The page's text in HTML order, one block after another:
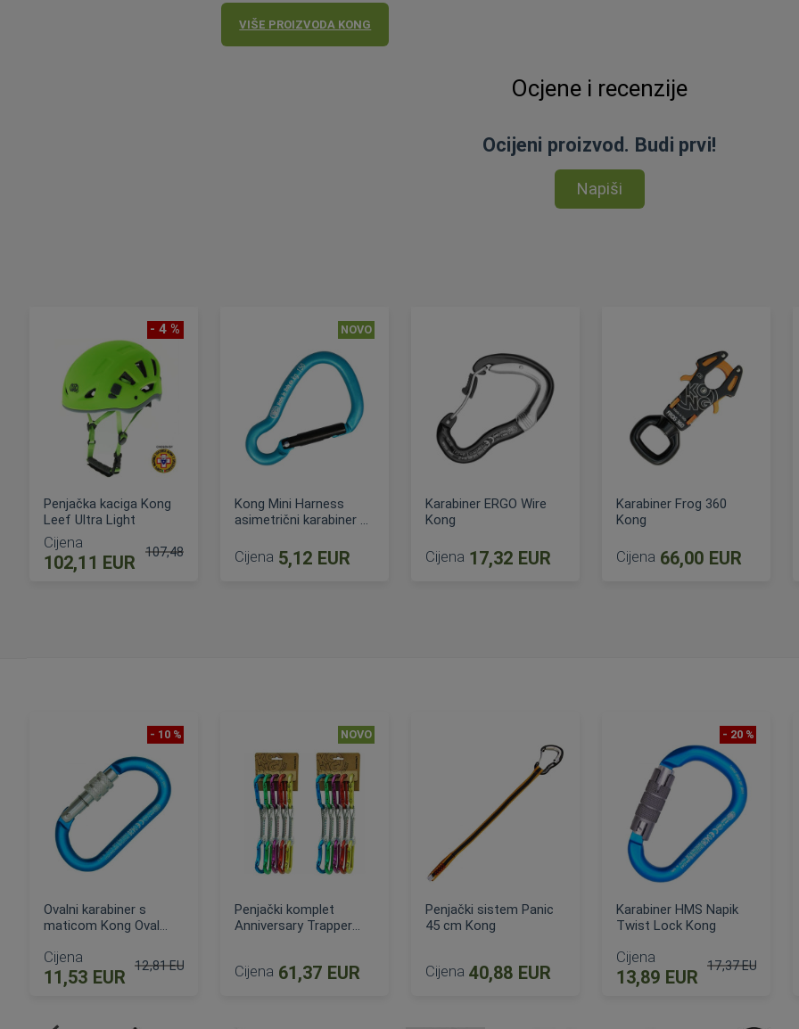
VIŠE PROIZVODA KONG
Ocjene i recenzije
Ocijeni proizvod. Budi prvi!
Napiši
- 4 %
Penjačka kaciga Kong
Leef Ultra Light
Cijena
102,11 EUR
107,48 EUR
NOVO
Kong Mini Harness
asimetrični karabiner za
Cijena 5,12 EUR
Karabiner ERGO Wire
Kong
Cijena 17,32 EUR
Karabiner Frog 360
Kong
Cijena 66,00 EUR
- 10 %
Ovalni karabiner s
maticom Kong Oval
Cijena
11,53 EUR
12,81 EUR
NOVO
Penjački komplet
Anniversary Trapper
Cijena 61,37 EUR
Penjački sistem Panic
45 cm Kong
Cijena 40,88 EUR
- 20 %
Karabiner HMS Napik
Twist Lock Kong
Cijena
13,89 EUR
17,37 EUR